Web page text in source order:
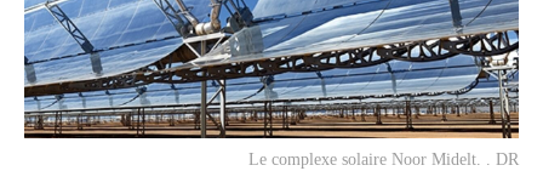
Le complexe solaire Noor Midelt. . DR